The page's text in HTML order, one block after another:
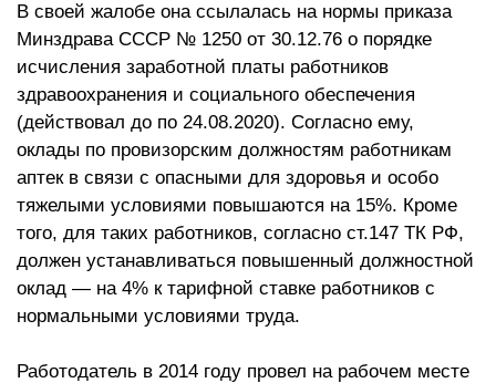
В своей жалобе она ссылалась на нормы приказа
Минздрава СССР № 1250 от 30.12.76 о порядке
исчисления заработной платы работников
здравоохранения и социального обеспечения
(действовал до по 24.08.2020). Согласно ему,
оклады по провизорским должностям работникам
аптек в связи с опасными для здоровья и особо
тяжелыми условиями повышаются на 15%. Кроме
того, для таких работников, согласно ст.147 ТК РФ,
должен устанавливаться повышенный должностной
оклад — на 4% к тарифной ставке работников с
нормальными условиями труда.
Работодатель в 2014 году провел на рабочем месте